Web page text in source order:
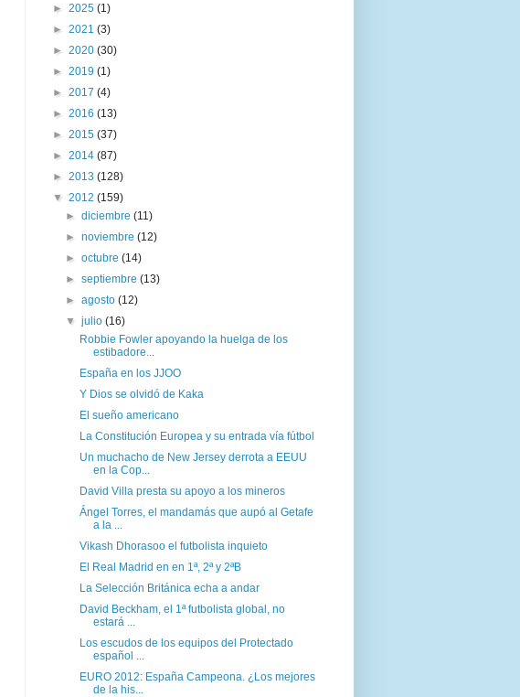
► 2025 (1)
► 2021 (3)
► 2020 (30)
► 2019 (1)
► 2017 (4)
► 2016 (13)
► 2015 (37)
► 2014 (87)
► 2013 (128)
▼ 2012 (159)
►diciembre(11)
►noviembre(12)
►octubre(14)
►septiembre(13)
►agosto(12)
▼julio(16)
Robbie Fowler apoyando la huelga de los
estibadore...
España en los JJOO
Y Dios se olvidó de Kaka
El sueño americano
La Constitución Europea y su entrada vía fútbol
Un muchacho de New Jersey derrota a EEUU
en la Cop...
David Villa presta su apoyo a los mineros
Ángel Torres, el mandamás que aupó al Getafe
a la ...
Vikash Dhorasoo el futbolista inquieto
El Real Madrid en en 1ª, 2ª y 2ªB
La Selección Británica echa a andar
David Beckham, el 1ª futbolista global, no
estará ...
Los escudos de los equipos del Protectado
español ...
EURO 2012: España Campeona. ¿Los mejores
de la his...